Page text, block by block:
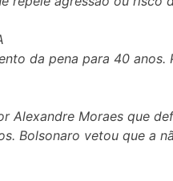
da pena para 40
Moraes que
Bolsonaro vetou que a